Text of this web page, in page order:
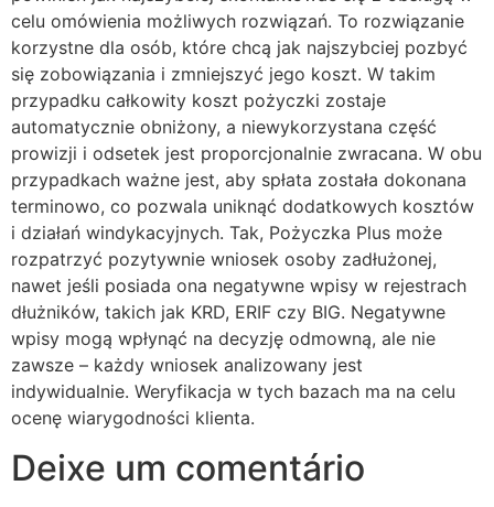
celu omówienia możliwych rozwiązań. To rozwiązanie
korzystne dla osób, które chcą jak najszybciej pozbyć
się zobowiązania i zmniejszyć jego koszt. W takim
przypadku całkowity koszt pożyczki zostaje
automatycznie obniżony, a niewykorzystana część
prowizji i odsetek jest proporcjonalnie zwracana. W obu
przypadkach ważne jest, aby spłata została dokonana
terminowo, co pozwala uniknąć dodatkowych kosztów
i działań windykacyjnych. Tak, Pożyczka Plus może
rozpatrzyć pozytywnie wniosek osoby zadłużonej,
nawet jeśli posiada ona negatywne wpisy w rejestrach
dłużników, takich jak KRD, ERIF czy BIG. Negatywne
wpisy mogą wpłynąć na decyzję odmowną, ale nie
zawsze – każdy wniosek analizowany jest
indywidualnie. Weryfikacja w tych bazach ma na celu
ocenę wiarygodności klienta.
Deixe um comentário